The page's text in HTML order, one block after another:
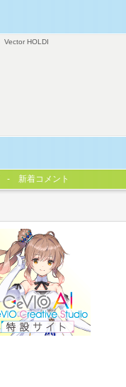
Vector HOLDI
新着コメント